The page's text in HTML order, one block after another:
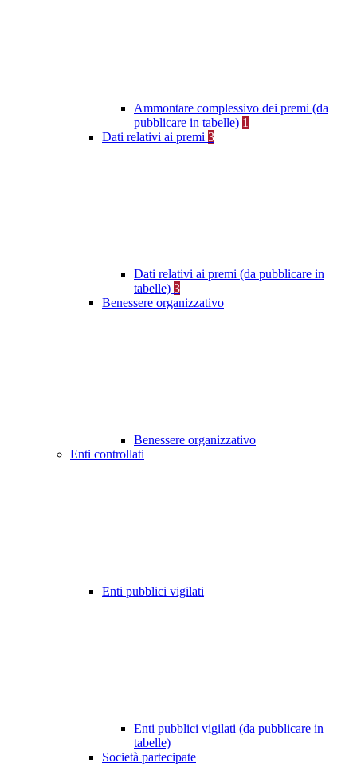
Ammontare complessivo dei premi (da
pubblicare in tabelle) 1
Dati relativi ai premi 3
Dati relativi ai premi (da pubblicare in
tabelle) 3
Benessere organizzativo
Benessere organizzativo
Enti controllati
Enti pubblici vigilati
Enti pubblici vigilati (da pubblicare in
tabelle)
Società partecipate